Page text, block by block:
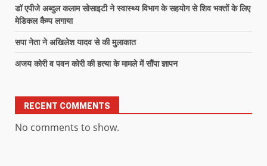
डॉ एपीजे अब्दुल कलाम सोसाइटी ने स्वास्थ्य विभाग के सहयोग से शिव भक्तों के लिए
मेडिकल कैम्प लगाया
सपा नेता ने अखिलेश यादव से की मुलाकात
अजय कोरी व पवन कोरी की हत्या के मामले में सौंपा ज्ञापन
RECENT COMMENTS
No comments to show.